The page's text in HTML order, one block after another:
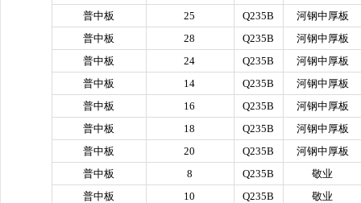
普中板
25 Q235B
河钢中厚板
普中板
28 Q235B
河钢中厚板
普中板
24 Q235B
河钢中厚板
普中板
14 Q235B
河钢中厚板
普中板
16 Q235B
河钢中厚板
普中板
18 Q235B
河钢中厚板
普中板
20 Q235B
河钢中厚板
普中板
8 Q235B
敬业
普中板
10 Q235B
敬业